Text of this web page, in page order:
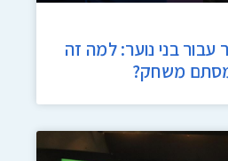
עבור בני נוער: למה זה
מסתם משחק?